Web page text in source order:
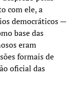
com ele, a
democráticos —
base das
eram
formais de
oficial das